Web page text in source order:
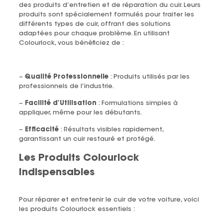
des produits d’entretien et de réparation du cuir. Leurs
produits sont spécialement formulés pour traiter les
différents types de cuir, offrant des solutions
adaptées pour chaque problème. En utilisant
Colourlock, vous bénéficiez de :
– Qualité Professionnelle: Produits utilisés par les
professionnels de l’industrie.
– Facilité d’Utilisation : Formulations simples à
appliquer, même pour les débutants.
– Efficacité: Résultats visibles rapidement,
garantissant un cuir restauré et protégé.
Les Produits Colourlock
Indispensables
Pour réparer et entretenir le cuir de votre voiture, voici
les produits Colourlock essentiels :